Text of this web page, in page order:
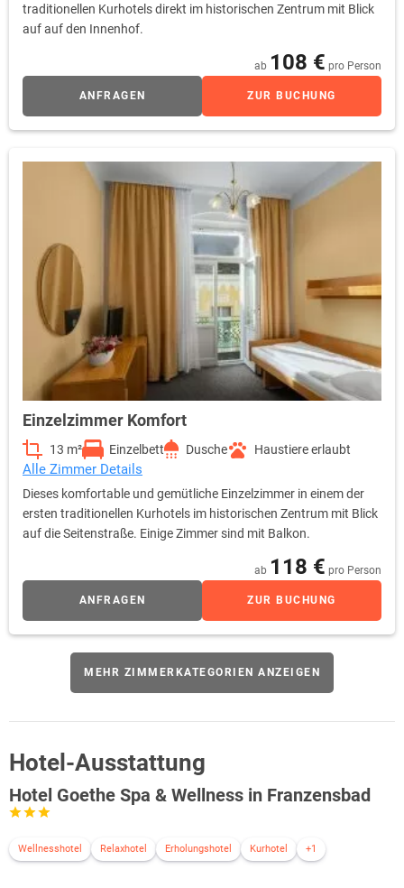
traditionellen Kurhotels direkt im historischen Zentrum mit Blick
auf auf den Innenhof.
ab 108 € pro Person
ANFRAGEN ZUR BUCHUNG
Einzelzimmer Komfort
13 m² Einzelbett Dusche Haustiere erlaubt
Alle Zimmer Details
Dieses komfortable und gemütliche Einzelzimmer in einem der
ersten traditionellen Kurhotels im historischen Zentrum mit Blick
auf die Seitenstraße. Einige Zimmer sind mit Balkon.
ab 118 € pro Person
ANFRAGEN ZUR BUCHUNG
MEHR ZIMMERKATEGORIEN ANZEIGEN
Hotel-Ausstattung
Hotel Goethe Spa & Wellness in Franzensbad
Wellnesshotel Relaxhotel Erholungshotel Kurhotel +1